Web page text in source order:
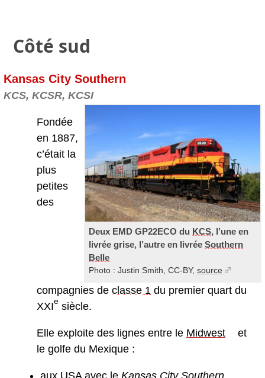
Côté sud
Kansas City Southern
KCS, KCSR, KCSI
Deux EMD GP22ECO du KCS, l’une en
livrée grise, l’autre en livrée Southern
Belle
Photo : Justin Smith, CC-BY, source
Fondée
en 1887,
c’était la
plus
petites
des
compagnies de classe 1 du premier quart du
XXIe siècle.
Elle exploite des lignes entre le Midwest
et
le golfe du Mexique :
aux USA avec le Kansas City Southern